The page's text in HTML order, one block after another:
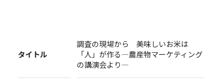
タイトル
調査の現場から 美味しいお米は
「人」が作る―農産物マーケティング
の講演会より―